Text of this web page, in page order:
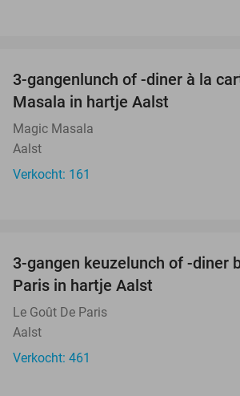
3-gangenlunch of -diner à la
Masala in hartje Aalst
Magic Masala
Aalst
Verkocht: 161
3-gangen keuzelunch of -diner
Paris in hartje Aalst
Le Goût De Paris
Aalst
Verkocht: 461